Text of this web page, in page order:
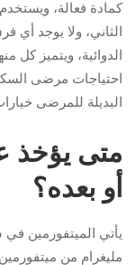
كمادة فعالة،
الثاني، ولا يوجد أي
الدوائية، ويتميز كل
احتياجات مرضى
البديلة للمرضى
متى يؤخذ
أو بعده؟
مليغرام من